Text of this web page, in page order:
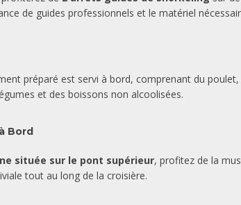
de guides professionnels et le matériel
préparé est servi à bord, comprenant du poulet,
et des boissons non alcoolisées.
Bord
située sur le pont supérieur, profitez de la
tout au long de la croisière.